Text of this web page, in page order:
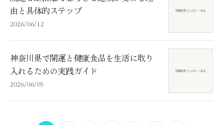
由と具体的ステップ
2026/06/12
神奈川県で開運と健康食品を生活に取り
入れるための実践ガイド
2026/06/05